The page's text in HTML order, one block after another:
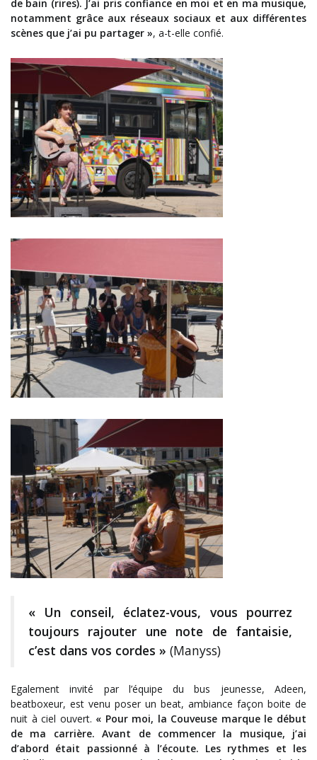
de bain (rires). J’ai pris confiance en moi et en ma musique,
notamment grâce aux réseaux sociaux et aux différentes
scènes que j’ai pu partager », a-t-elle confié.
« Un conseil, éclatez-vous, vous pourrez
toujours rajouter une note de fantaisie,
c’est dans vos cordes » (Manyss)
Egalement invité par l’équipe du bus jeunesse, Adeen,
beatboxeur, est venu poser un beat, ambiance façon boite de
nuit à ciel ouvert. « Pour moi, la Couveuse marque le début
de ma carrière. Avant de commencer la musique, j’ai
d’abord était passionné à l’écoute. Les rythmes et les